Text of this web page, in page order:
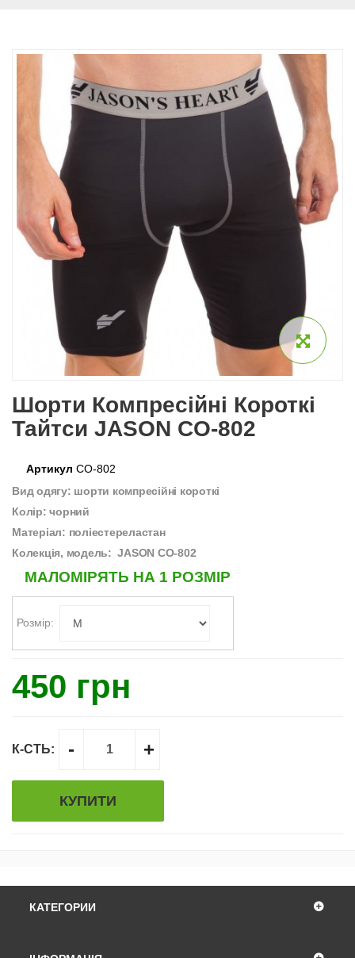
Шорти Компресійні Короткі
Тайтси JASON CO-802
Артикул CO-802
Вид одягу: шорти компресійні короткі
Колір: чорний
Матеріал: поліестереластан
Колекція, модель: JASON CO-802
МАЛОМІРЯТЬ НА 1 РОЗМІР
Розмір:
450 грн
К-СТЬ: - +
КУПИТИ
КАТЕГОРИИ